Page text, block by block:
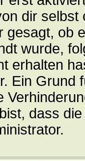
dir selbst
gesagt, ob
wurde,
erhalten
Ein Grund
dass